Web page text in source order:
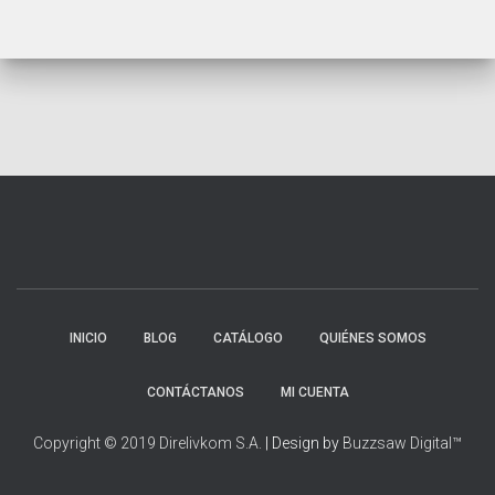
INICIO BLOG CATÁLOGO QUIÉNES SOMOS
CONTÁCTANOS MI CUENTA
Copyright © 2019 Direlivkom S.A. | Design by Buzzsaw Digital™